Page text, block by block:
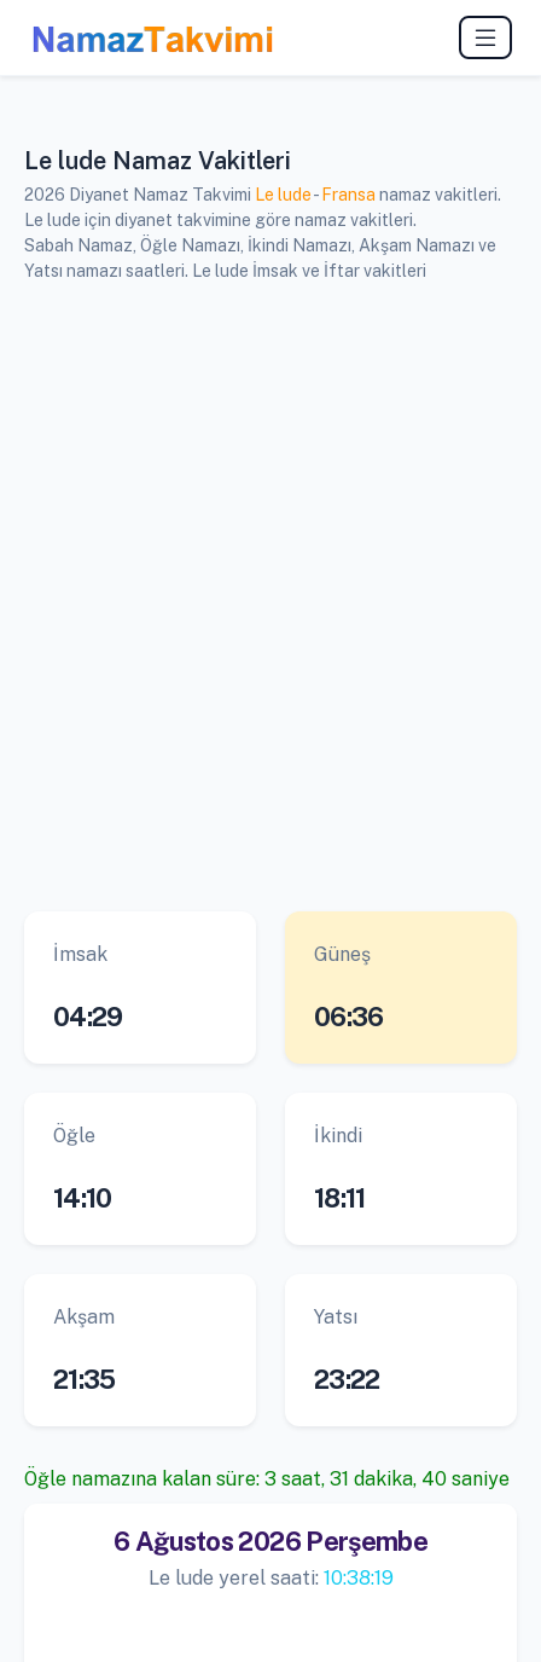
Le lude Namaz Vakitleri
2026 Diyanet Namaz Takvimi Le lude- Fransa namaz vakitleri.
Le lude için diyanet takvimine göre namaz vakitleri.
Sabah Namaz, Öğle Namazı, İkindi Namazı, Akşam Namazı ve
Yatsı namazı saatleri. Le lude İmsak ve İftar vakitleri
İmsak
04:29
Güneş
06:36
Öğle
14:10
İkindi
18:11
Akşam
21:35
Yatsı
23:22
Öğle namazına kalan süre: 3 saat, 31 dakika, 39 saniye
6 Ağustos 2026 Perşembe
Le lude yerel saati: 10:38:20